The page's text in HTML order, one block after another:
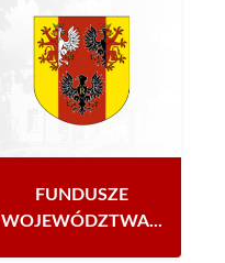
FUNDUSZE
WOJEWÓDZTWA...